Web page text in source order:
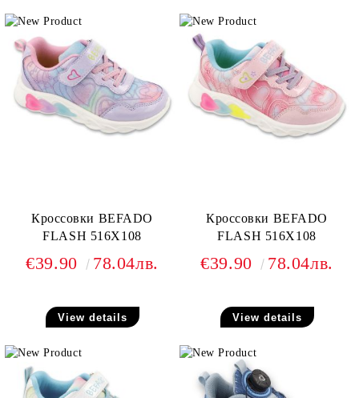
Кроссовки BEFADO
FLASH 516X108
€39.90 78.04лв.
View details
Кроссовки BEFADO
FLASH 516X108
€39.90 78.04лв.
View details